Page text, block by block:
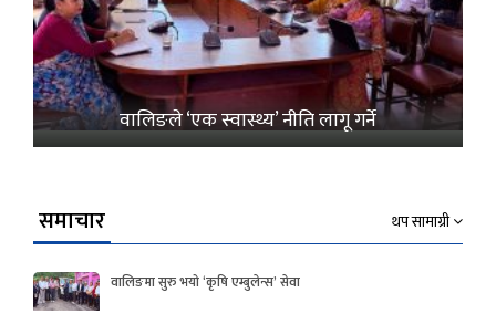
वालिङले ‘एक स्वास्थ्य’ नीति लागू गर्ने
समाचार थप सामाग्री
वालिङमा सुरु भयो ‘कृषि एम्बुलेन्स’ सेवा